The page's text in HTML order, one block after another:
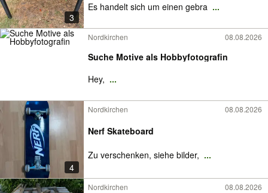
3
Es handelt sich um einen gebra ...
Nordkirchen 08.08.2026
Suche Motive als Hobbyfotografin
Hey, ...
4
Nordkirchen 08.08.2026
Nerf Skateboard
Zu verschenken, siehe bilder, ...
Nordkirchen 08.08.2026